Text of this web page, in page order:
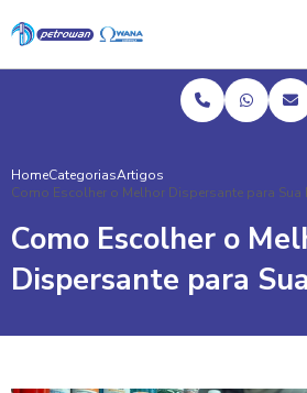
HomeCategoriasArtigos
Como Escolher o Melhor Dispersante para Sua
Como Escolher o
Dispersante para